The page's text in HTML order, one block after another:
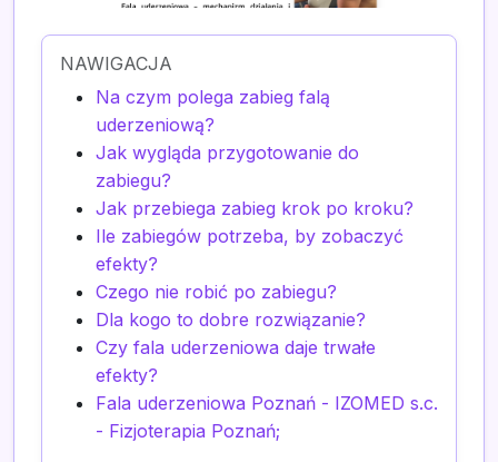
NAWIGACJA
Na czym polega zabieg falą
uderzeniową?
Jak wygląda przygotowanie do
zabiegu?
Jak przebiega zabieg krok po kroku?
Ile zabiegów potrzeba, by zobaczyć
efekty?
Czego nie robić po zabiegu?
Dla kogo to dobre rozwiązanie?
Czy fala uderzeniowa daje trwałe
efekty?
Fala uderzeniowa Poznań - IZOMED s.c.
- Fizjoterapia Poznań;